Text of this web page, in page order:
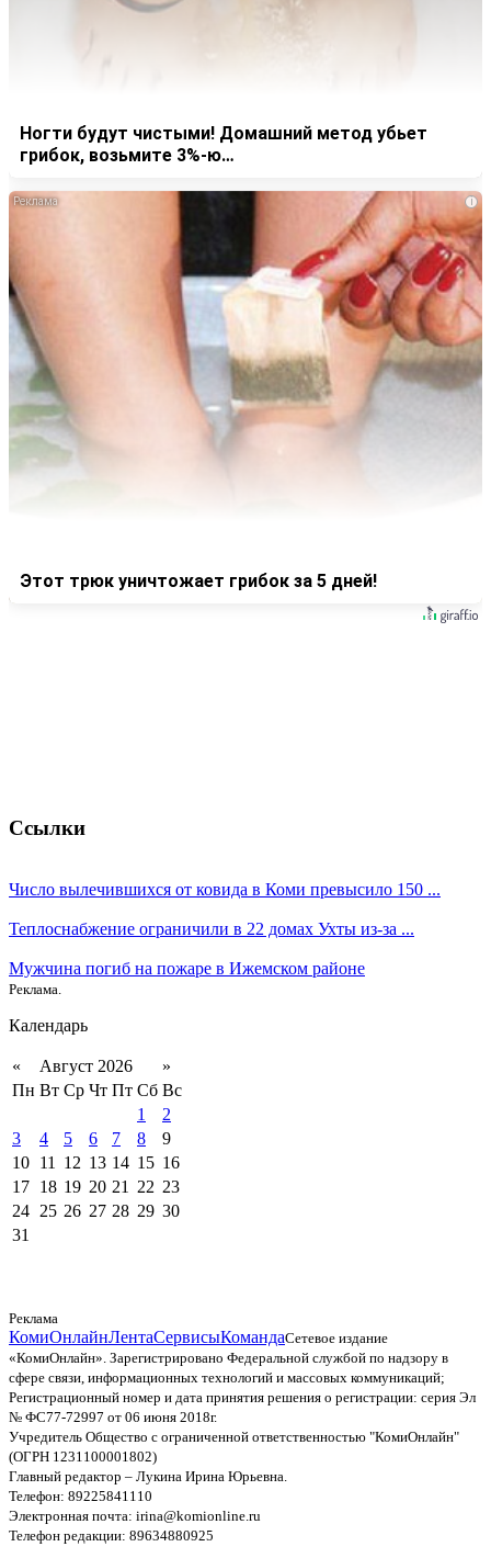
Ногти будут чистыми! Домашний метод убьет
грибок, возьмите 3%-ю…
i
Этот трюк уничтожает грибок за 5 дней!
Ссылки
Число вылечившихся от ковида в Коми превысило 150 ...
Теплоснабжение ограничили в 22 домах Ухты из-за ...
Мужчина погиб на пожаре в Ижемском районе
Реклама.
Календарь
« Август 2026
»
Пн Вт Ср Чт Пт Сб Вс
1
2
3
4 5 6 7 8
9
10 11 12 13 14 15 16
17 18 19 20 21 22 23
24 25 26 27 28 29 30
31
Реклама
КомиОнлайнЛентаСервисыКомандаСетевое издание
«КомиОнлайн». Зарегистрировано Федеральной службой по надзору в
сфере связи, информационных технологий и массовых коммуникаций;
Регистрационный номер и дата принятия решения о регистрации: серия Эл
№ ФС77-72997 от 06 июня 2018г.
Учредитель Общество с ограниченной ответственностью "КомиОнлайн"
(ОГРН 1231100001802)
Главный редактор – Лукина Ирина Юрьевна.
Телефон: 89225841110
Электронная почта: irina@komionline.ru
Телефон редакции: 89634880925